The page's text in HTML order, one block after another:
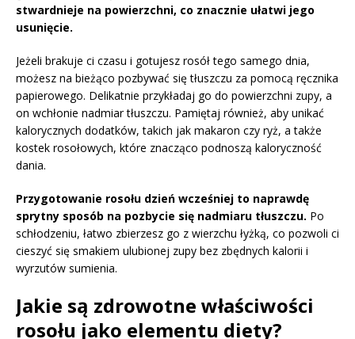
stwardnieje na powierzchni, co znacznie ułatwi jego
usunięcie.
Jeżeli brakuje ci czasu i gotujesz rosół tego samego dnia,
możesz na bieżąco pozbywać się tłuszczu za pomocą ręcznika
papierowego. Delikatnie przykładaj go do powierzchni zupy, a
on wchłonie nadmiar tłuszczu. Pamiętaj również, aby unikać
kalorycznych dodatków, takich jak makaron czy ryż, a także
kostek rosołowych, które znacząco podnoszą kaloryczność
dania.
Przygotowanie rosołu dzień wcześniej to naprawdę
sprytny sposób na pozbycie się nadmiaru tłuszczu. Po
schłodzeniu, łatwo zbierzesz go z wierzchu łyżką, co pozwoli ci
cieszyć się smakiem ulubionej zupy bez zbędnych kalorii i
wyrzutów sumienia.
Jakie są zdrowotne właściwości
rosołu jako elementu diety?